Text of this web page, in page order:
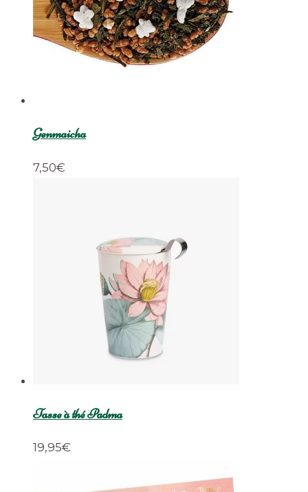
Genmaicha
7,50€
Tasse à thé Padma
19,95€